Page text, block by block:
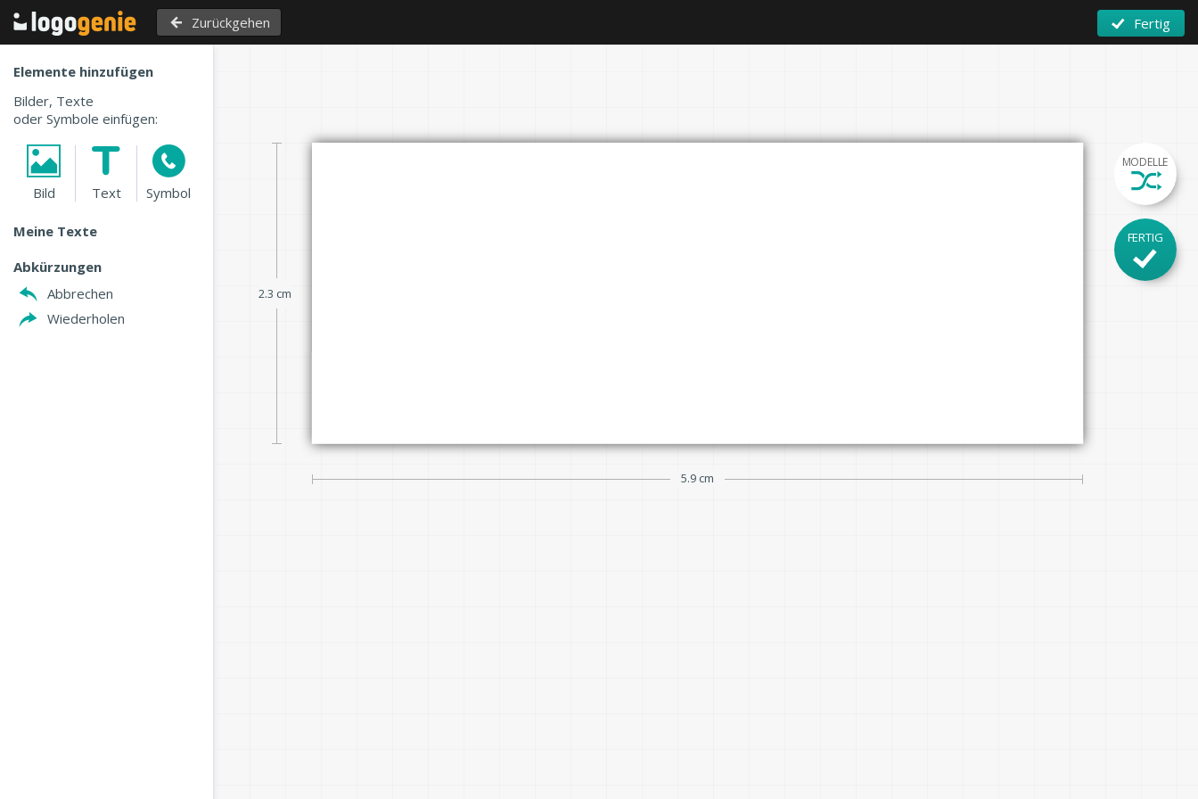
Zurückgehen Fertig
Elemente hinzufügen
Bilder, Texte
oder Symbole einfügen:
Bild Text Symbol
Meine Texte
Abkürzungen
Abbrechen
Wiederholen
2.3 cm
5.9 cm
MODELLE
FERTIG